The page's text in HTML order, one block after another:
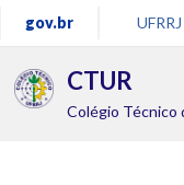
gov.br UFRRJ
CTUR
Colégio Técnico